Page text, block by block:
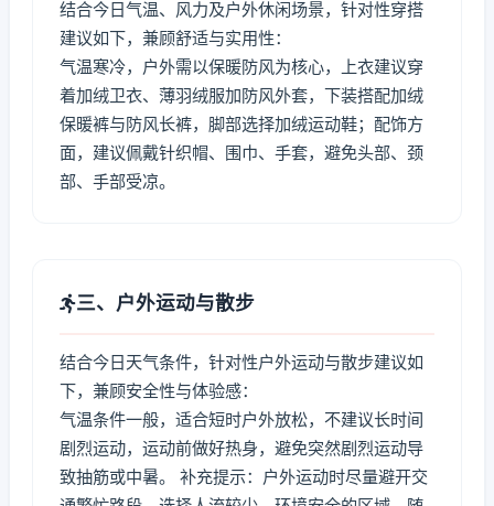
结合今日气温、风力及户外休闲场景，针对性穿搭
建议如下，兼顾舒适与实用性：
气温寒冷，户外需以保暖防风为核心，上衣建议穿
着加绒卫衣、薄羽绒服加防风外套，下装搭配加绒
保暖裤与防风长裤，脚部选择加绒运动鞋；配饰方
面，建议佩戴针织帽、围巾、手套，避免头部、颈
部、手部受凉。
三、户外运动与散步
结合今日天气条件，针对性户外运动与散步建议如
下，兼顾安全性与体验感：
气温条件一般，适合短时户外放松，不建议长时间
剧烈运动，运动前做好热身，避免突然剧烈运动导
致抽筋或中暑。 补充提示：户外运动时尽量避开交